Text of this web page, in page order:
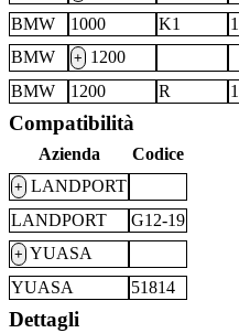
BMW
1000 K1
BMW
+ 1200
BMW
1200 R
Compatibilità
Azienda Codice
+ LANDPORT
LANDPORT
G12-19
+ YUASA
YUASA
51814
Dettagli